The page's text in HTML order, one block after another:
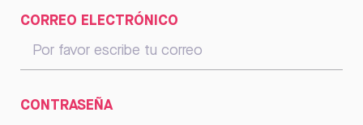
CORREO ELECTRÓNICO
CONTRASEÑA